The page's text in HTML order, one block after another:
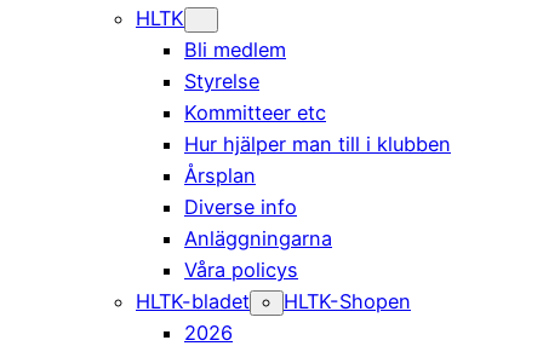
HLTK
Bli medlem
Styrelse
Kommitteer etc
Hur hjälper man till i klubben
Årsplan
Diverse info
Anläggningarna
Våra policys
HLTK-bladet
2026
HLTK-Shopen